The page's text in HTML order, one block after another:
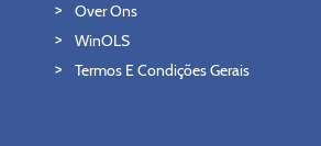
Over Ons
WinOLS
Termos E Condições Gerais